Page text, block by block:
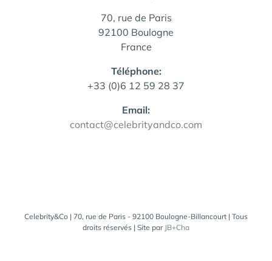
70, rue de Paris
92100 Boulogne
France
Téléphone:
+33 (0)6 12 59 28 37
Email:
contact@celebrityandco.com
Celebrity&Co | 70, rue de Paris - 92100 Boulogne-Billancourt | Tous
droits réservés | Site par JB+Cha